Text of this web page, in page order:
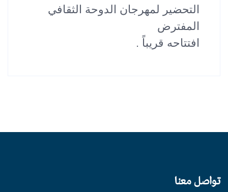
التحضير لمهرجان الدوحة الثقافي
المفترض
افتتاحه قريباً .
تواصل معنا